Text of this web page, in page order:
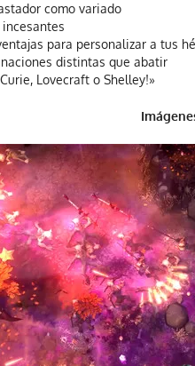
como variado
para personalizar a tus
distintas que abatir
Lovecraft o Shelley!»